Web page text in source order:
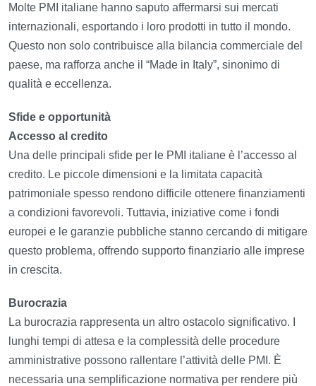
Molte PMI italiane hanno saputo affermarsi sui mercati
internazionali, esportando i loro prodotti in tutto il mondo.
Questo non solo contribuisce alla bilancia commerciale del
paese, ma rafforza anche il “Made in Italy”, sinonimo di
qualità e eccellenza.
Sfide e opportunità
Accesso al credito
Una delle principali sfide per le PMI italiane è l’accesso al
credito. Le piccole dimensioni e la limitata capacità
patrimoniale spesso rendono difficile ottenere finanziamenti
a condizioni favorevoli. Tuttavia, iniziative come i fondi
europei e le garanzie pubbliche stanno cercando di mitigare
questo problema, offrendo supporto finanziario alle imprese
in crescita.
Burocrazia
La burocrazia rappresenta un altro ostacolo significativo. I
lunghi tempi di attesa e la complessità delle procedure
amministrative possono rallentare l’attività delle PMI. È
necessaria una semplificazione normativa per rendere più